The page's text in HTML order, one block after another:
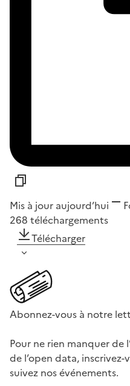
Mis à jour aujourd’hui
268 téléchargements
Télécharger
Abonnez-vous à notre
Pour ne rien manquer de
de l’open data,
suivez nos événements.